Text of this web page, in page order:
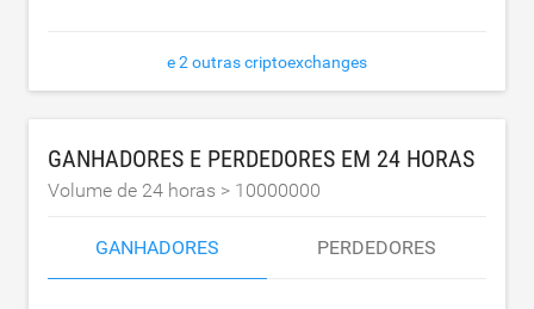
e 2 outras criptoexchanges
GANHADORES E PERDEDORES EM 24 HORAS
Volume de 24 horas > 10000000
GANHADORES PERDEDORES